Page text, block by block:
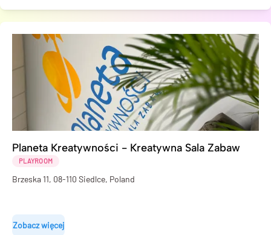
Planeta Kreatywności - Kreatywna Sala Zabaw
PLAYROOM
Brzeska 11, 08-110 Siedlce, Poland
Zobacz więcej